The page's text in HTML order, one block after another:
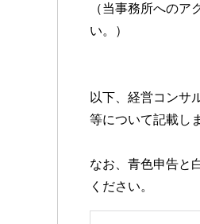
（当事務所へのア
い。）
以下、経営コンサ
等について記載し
なお、青色申告と
ください。